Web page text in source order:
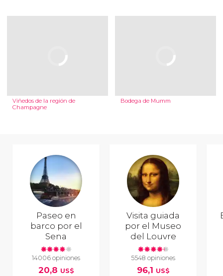
Viñedos de la región de
Champagne
Bodega de Mumm
Paseo en
barco por el
Sena
14006 opiniones
20,8 US$
Visita guiada
por el Museo
del Louvre
5548 opiniones
96,1 US$